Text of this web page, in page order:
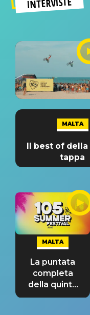
MALTA
Il best of
tappa
MALTA
La puntata
completa
della quinta
tappa